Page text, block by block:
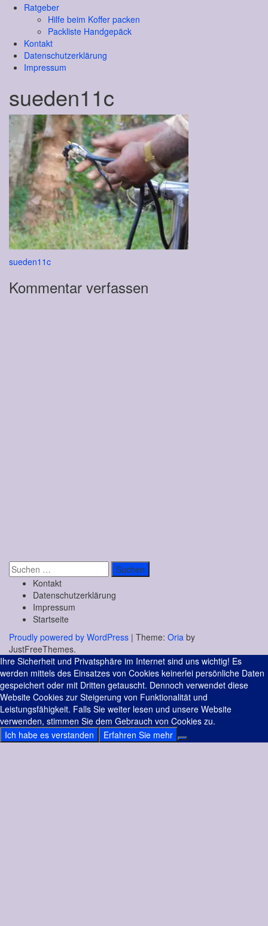
Ratgeber
Hilfe beim Koffer packen
Packliste Handgepäck
Kontakt
Datenschutzerklärung
Impressum
sueden11c
Beitragsnavigation
sueden11c
Kommentar verfassen
Suchen
nach: Kontakt
Datenschutzerklärung
Impressum
Startseite
Proudly powered by WordPress | Theme: Oria by
JustFreeThemes.
Ihre Sicherheit und Privatsphäre im Internet sind uns wichtig! Es
werden mittels des Einsatzes von Cookies keinerlei persönliche Daten
gespeichert oder mit Dritten getauscht. Dennoch verwendet diese
Website Cookies zur Steigerung von Funktionalität und
Leistungsfähigkeit. Falls Sie weiter lesen und unsere Website
verwenden, stimmen Sie dem Gebrauch von Cookies zu.
Ich habe es verstanden
Erfahren Sie mehr